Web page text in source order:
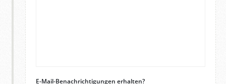
E-Mail-Benachrichtigungen erhalten?